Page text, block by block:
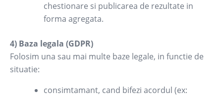
chestionare si publicarea de rezultate in
forma agregata.
4) Baza legala (GDPR)
Folosim una sau mai multe baze legale, in functie de
situatie:
consimtamant, cand bifezi acordul (ex: